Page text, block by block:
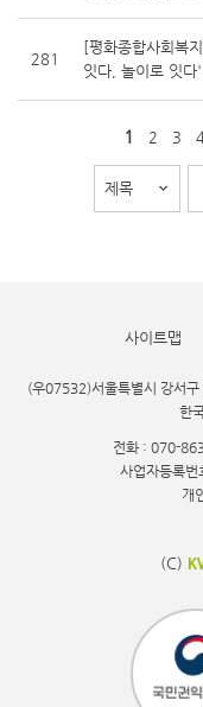
281
[평화종합사회복
잇다, 놀이로 잇다
1 2 3
사이트맵
(우07532)서울특별시 강서
한
전화 : 070-
사업자등록
개
(C)